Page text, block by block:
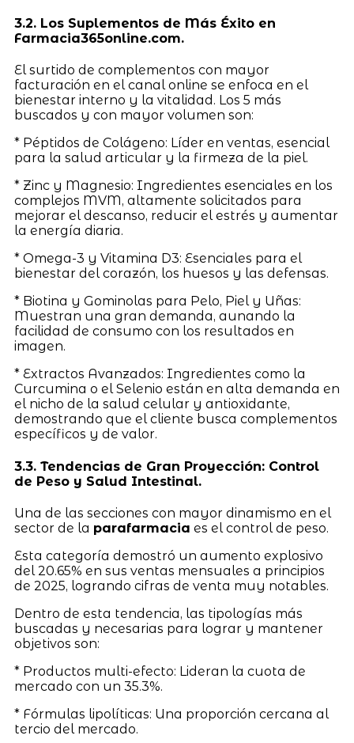
3.2. Los Suplementos de Más Éxito en
Farmacia365online.com.
El surtido de complementos con mayor
facturación en el canal online se enfoca en el
bienestar interno y la vitalidad. Los 5 más
buscados y con mayor volumen son:
* Péptidos de Colágeno: Líder en ventas, esencial
para la salud articular y la firmeza de la piel.
* Zinc y Magnesio: Ingredientes esenciales en los
complejos MVM, altamente solicitados para
mejorar el descanso, reducir el estrés y aumentar
la energía diaria.
* Omega-3 y Vitamina D3: Esenciales para el
bienestar del corazón, los huesos y las defensas.
* Biotina y Gominolas para Pelo, Piel y Uñas:
Muestran una gran demanda, aunando la
facilidad de consumo con los resultados en
imagen.
* Extractos Avanzados: Ingredientes como la
Curcumina o el Selenio están en alta demanda en
el nicho de la salud celular y antioxidante,
demostrando que el cliente busca complementos
específicos y de valor.
3.3. Tendencias de Gran Proyección: Control
de Peso y Salud Intestinal.
Una de las secciones con mayor dinamismo en el
sector de la parafarmacia es el control de peso.
Esta categoría demostró un aumento explosivo
del 20.65% en sus ventas mensuales a principios
de 2025, logrando cifras de venta muy notables.
Dentro de esta tendencia, las tipologías más
buscadas y necesarias para lograr y mantener
objetivos son:
* Productos multi-efecto: Lideran la cuota de
mercado con un 35.3%.
* Fórmulas lipolíticas: Una proporción cercana al
tercio del mercado.